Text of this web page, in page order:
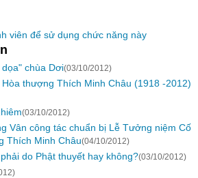
viên để sử dụng chức năng này
chùa Dơi(03/10/2012)
thượng Thích Minh Châu (1918 -2012)
(03/10/2012)
Vân công tác chuẩn bị Lễ Tưởng niệm Cố
Thích Minh Châu(04/10/2012)
do Phật thuyết hay không?(03/10/2012)